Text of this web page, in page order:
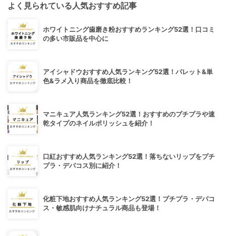
よく見られている人気おすすめ記事
ホワイトニング歯磨き粉おすすめランキング52選！口コミ
の多い市販品を中心に
アイシャドウおすすめ人気ランキング52選！パレット&単
色&ラメ入り商品を徹底比較！
マニキュア人気ランキング52選！おすすめのプチプラや速
乾タイプのネイルポリッシュを紹介！
口紅おすすめ人気ランキング52選！落ちないリップをプチ
プラ・デパコス別に紹介！
化粧下地おすすめ人気ランキング52選！プチプラ・デパコ
ス・敏感肌向けナチュラル商品も登場！